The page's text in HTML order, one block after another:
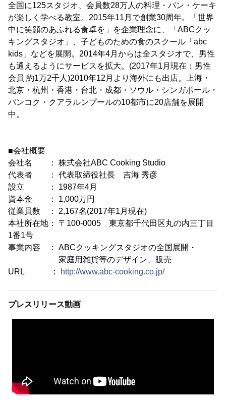
全国に125スタジオ、会員数28万人の料理・パン・ケーキ
が楽しく学べる教室。2015年11月で創業30周年。「世界
中に笑顔のあふれる食卓を」を企業理念に、「ABCクッ
キングスタジオ」、子どものための食のスクール「abc
kids」などを展開。2014年4月からは全スタジオで、男性
も通えるようにサービスを拡大。(2017年1月現在：男性
会員 約1万2千人)2010年12月より海外にも出店。上海・
北京・杭州・香港・台北・成都・ソウル・シンガポール・
バンコク・クアラルンプールの10都市に20店舗を展開
中。
■会社概要
会社名 ： 株式会社ABC Cooking Studio
代表者 ： 代表取締役社長 吉海 秀彦
設立 ： 1987年4月
資本金 ： 1,000万円
従業員数 ： 2,167名(2017年1月現在)
本社所在地： 〒100-0005 東京都千代田区丸の内三丁目
1番1号
事業内容 ： ABCクッキングスタジオの全国展開・
家庭用雑貨等のデザイン、販売
URL ：
http://www.abc-cooking.co.jp/
プレスリリース動画